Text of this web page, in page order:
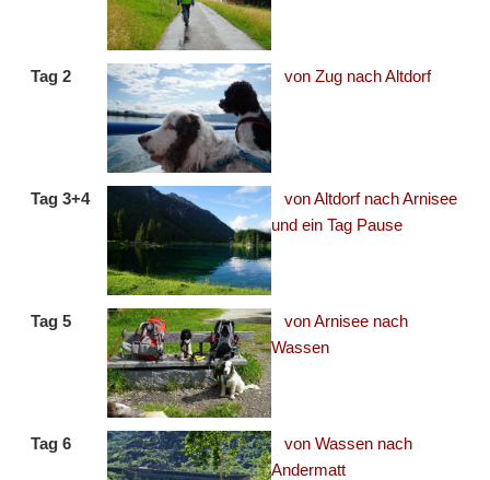
Tag 2 von Zug nach Altdorf
Tag 3+4
von Altdorf nach Arnisee
und ein Tag Pause
Tag 5
von Arnisee nach
Wassen
Tag 6
von Wassen nach
Andermatt